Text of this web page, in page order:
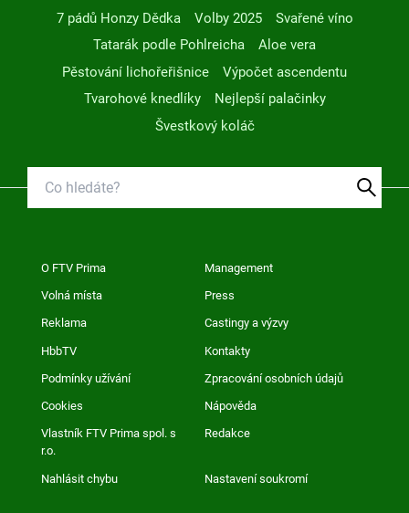
7 pádů Honzy Dědka
Volby 2025
Svařené víno
Tatarák podle Pohlreicha
Aloe vera
Pěstování lichořeřišnice
Výpočet ascendentu
Tvarohové knedlíky
Nejlepší palačinky
Švestkový koláč
O FTV Prima Management
Volná místa Press
Reklama Castingy a výzvy
HbbTV Kontakty
Podmínky užívání Zpracování osobních údajů
Cookies Nápověda
Vlastník FTV Prima spol. s
r.o.
Redakce
Nahlásit chybu Nastavení soukromí